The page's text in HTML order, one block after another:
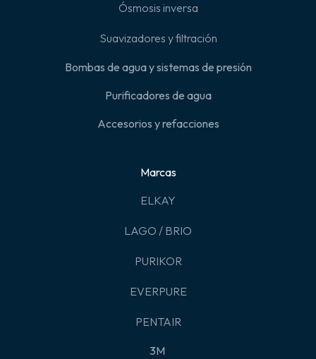
Marcas
ELKAY
LAGO / BRIO
PURIKOR
EVERPURE
PENTAIR
3M
Ósmosis inversa
Suavizadores y filtración
Bombas de agua y sistemas de presión
Purificadores de agua
Accesorios y refacciones